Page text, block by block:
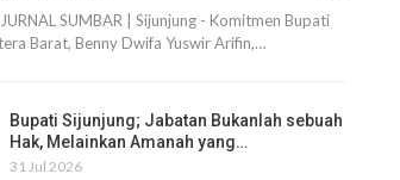
SUMBAR | Sijunjung - Komitmen Bupati
Barat, Benny Dwifa Yuswir Arifin,…
Bupati Sijunjung; Jabatan Bukanlah sebuah
Hak, Melainkan Amanah yang…
31 Jul 2026